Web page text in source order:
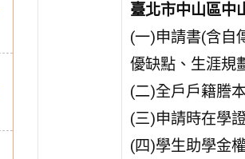
臺北市中山區中
(一)申請書(含自
優缺點、生涯規
(二)全戶戶籍謄
(三)申請時在學
(四)學生助學金